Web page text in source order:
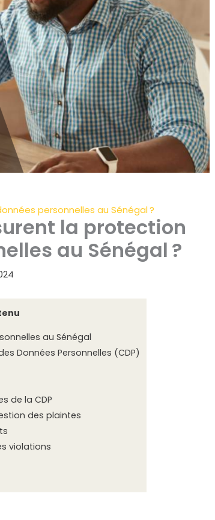
personnelles au Sénégal ?
la protection
au Sénégal ?
au Sénégal
Données Personnelles (CDP)
de la CDP
des plaintes
violations